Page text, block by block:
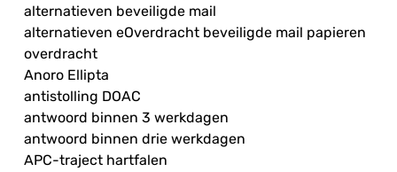
alternatieven beveiligde mail
alternatieven eOverdracht beveiligde mail papieren
overdracht
Anoro Ellipta
antistolling DOAC
antwoord binnen 3 werkdagen
antwoord binnen drie werkdagen
APC-traject hartfalen